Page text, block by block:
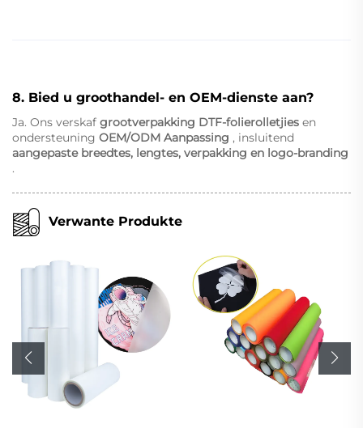
8. Bied u groothandel- en OEM-dienste aan?
Ja. Ons verskaf grootverpakking DTF-folierolletjies en
ondersteuning OEM/ODM Aanpassing , insluitend
aangepaste breedtes, lengtes, verpakking en logo-branding
.
Verwante Produkte